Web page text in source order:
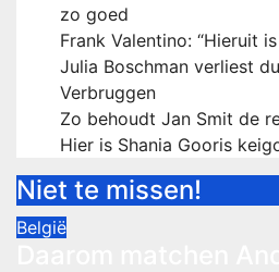
zo goed
Frank Valentino: “Hieruit
Julia Boschman verliest
Verbruggen
Zo behoudt Jan Smit de
Hier is Shania Gooris
Niet te missen!
België